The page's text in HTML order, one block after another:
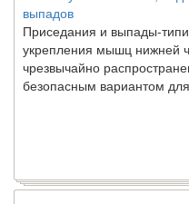
выпадов
Приседания и выпады-
укрепления мышц нижней
чрезвычайно
безопасным вариантом для